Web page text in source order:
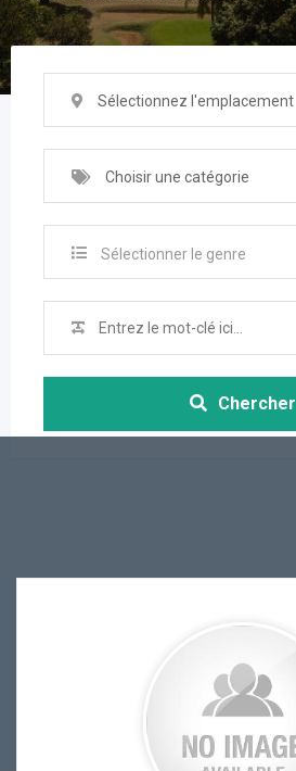
Sélectionnez l'emplacement
Choisir une catégorie
Sélectionner le genre
Chercher